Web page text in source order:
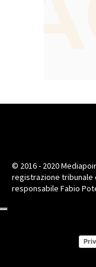
© 2016 - 2020
registrazione tribunale
responsabile Fabio